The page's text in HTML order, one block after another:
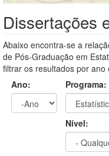
Dissertações
Abaixo encontra-se a
de Pós-Graduação em
filtrar os resultados por ano
Ano:
Programa:
Nível: